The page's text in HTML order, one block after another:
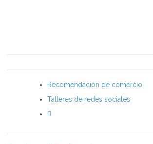
Recomendación de comercio
Talleres de redes sociales